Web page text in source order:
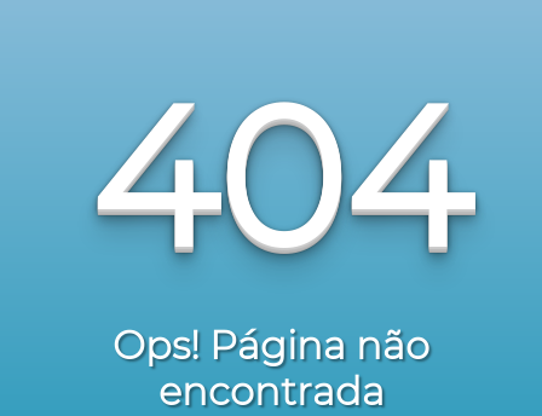
404
Ops! Página não
encontrada